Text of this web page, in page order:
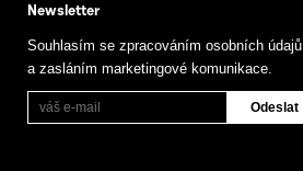
Newsletter
Souhlasím se zpracováním osobních údajů
a zasláním marketingové komunikace.